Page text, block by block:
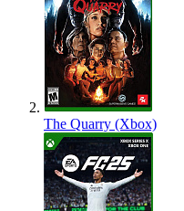
The Quarry (Xbox)